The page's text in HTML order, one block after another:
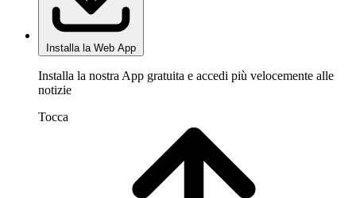
Installa la Web App
Installa la nostra App gratuita e accedi più velocemente alle
notizie
Tocca